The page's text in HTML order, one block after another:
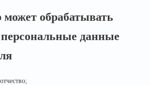
может обрабатывать
данные